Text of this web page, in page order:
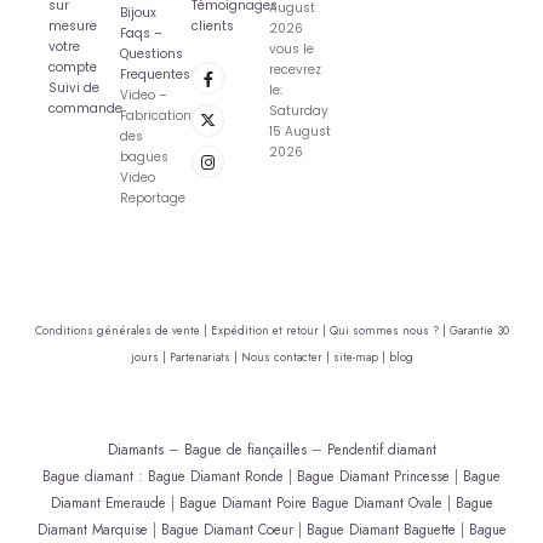
sur
mesure
votre
compte
Suivi de
commande
Bijoux
Faqs –
Questions
Frequentes
Video –
Fabrication
des
bagues
Video
Reportage
Témoignages
clients
August
2026
vous le
recevrez
le:
Saturday
15 August
2026
Conditions générales de vente | Expédition et retour | Qui sommes nous ? | Garantie 30
jours | Partenariats | Nous contacter | site-map | blog
Diamants– Bague de fiançailles– Pendentif diamant
Bague diamant : Bague Diamant Ronde | Bague Diamant Princesse | Bague
Diamant Emeraude | Bague Diamant Poire Bague Diamant Ovale | Bague
Diamant Marquise | Bague Diamant Coeur| Bague Diamant Baguette | Bague